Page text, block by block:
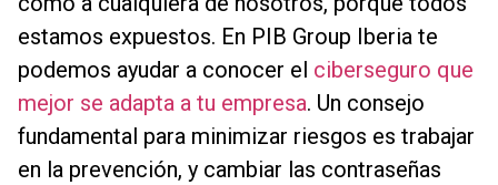
estamos expuestos. En PIB Group Iberia te
podemos ayudar a conocer el ciberseguro que
mejor se adapta a tu empresa. Un consejo
fundamental para minimizar riesgos es trabajar
en la prevención, y cambiar las contraseñas